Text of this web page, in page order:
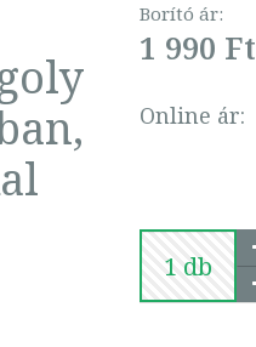
Borító ár:
1 990 Ft
Online ár: